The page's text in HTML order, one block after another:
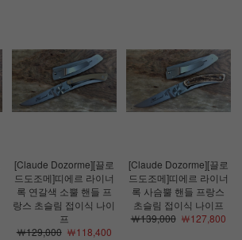
[Claude Dozorme][끌로
드도조메]띠에르 라이너
록 연갈색 소뿔 핸들 프
랑스 초슬림 접이식 나이
프
￦129,000￦118,400
[Claude Dozorme][끌로
드도조메]띠에르 라이너
록 사슴뿔 핸들 프랑스
초슬림 접이식 나이프
￦139,000￦127,800